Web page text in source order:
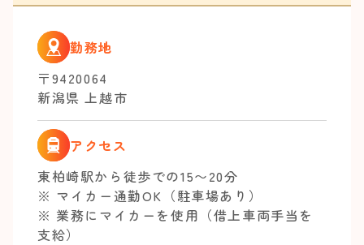
勤務地
〒9420064
新潟県 上越市
アクセス
東柏崎駅から徒歩での15〜20分
※ マイカー通勤OK（駐車場あり）
※ 業務にマイカーを使用（借上車両手当を
支給）